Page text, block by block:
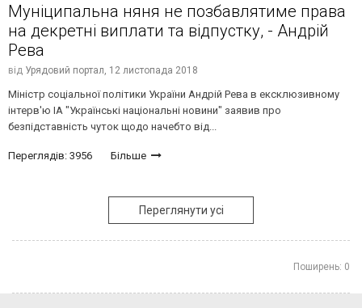
Муніципальна няня не позбавлятиме права
на декретні виплати та відпустку, - Андрій
Рева
від Урядовий портал, 12 листопада 2018
Міністр соціальної політики України Андрій Рева в ексклюзивному
інтерв'ю ІА "Українські національні новини" заявив про
безпідставність чуток щодо начебто від...
Переглядів: 3956 Більше
Переглянути усі
Поширень: 0